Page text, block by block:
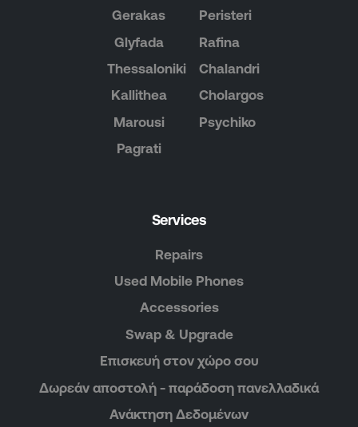
Gerakas
Glyfada
Thessaloniki
Kallithea
Marousi
Pagrati
Peristeri
Rafina
Chalandri
Cholargos
Psychiko
Services
Repairs
Used Mobile Phones
Accessories
Swap & Upgrade
Επισκευή στον χώρο σου
Δωρεάν αποστολή - παράδοση πανελλαδικά
Ανάκτηση Δεδομένων